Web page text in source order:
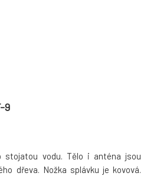
9
stojatou vodu. Tělo i anténa jsou
dřeva. Nožka splávku je kovová.